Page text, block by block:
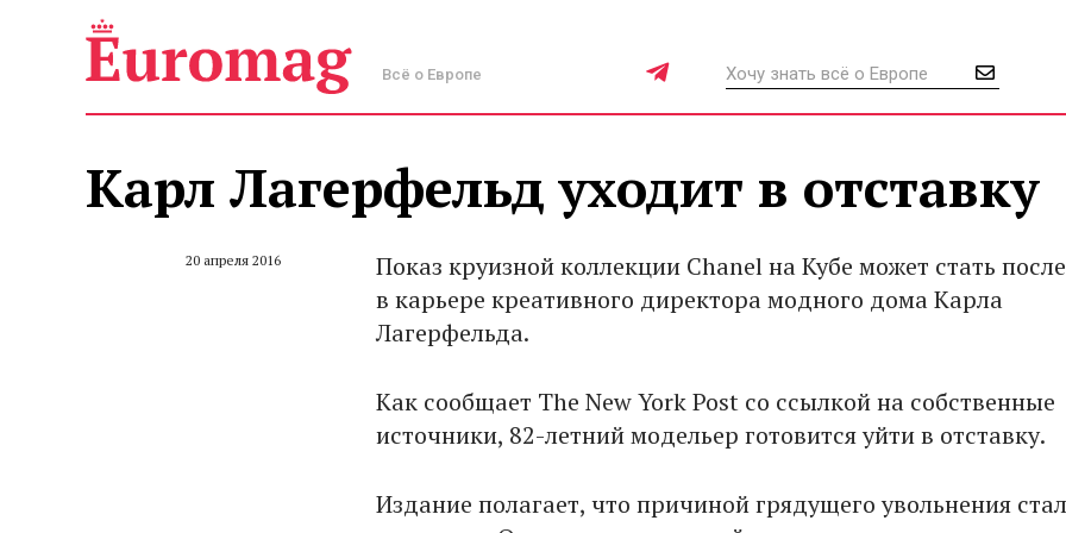
Всё о Европе
Карл Лагерфельд уходит в отставку
20 апреля 2016
Показ круизной коллекции Chanel на Кубе может стать
в карьере креативного директора модного дома Карла
Лагерфельда.
Как сообщает The New York Post со ссылкой на собственные
источники, 82-летний модельер готовится уйти в отставку.
Издание полагает, что причиной грядущего увольнения